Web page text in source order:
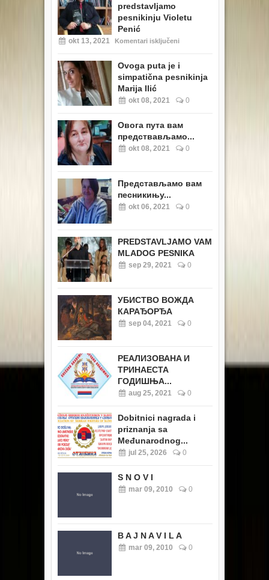
predstavljamo
pesnikinju Violetu
Penić
okt 13, 2021 Komentari isključeni
Ovoga puta je i
simpatična pesnikinja
Marija Ilić
okt 08, 2021 0
Овога пута вам
предствављамо...
okt 08, 2021 0
Представљамо вам
песникињу...
okt 06, 2021 0
PREDSTAVLJAMO VAM
MLADOG PESNIKA
sep 29, 2021 0
УБИСТВО ВОЖДА
КАРАЂОРЂА
sep 04, 2021 0
РЕАЛИЗОВАНA И
ТРИНАЕСТА
ГОДИШЊА...
aug 25, 2021 0
Dobitnici nagrada i
priznanja sa
Međunarodnog...
jul 25, 2026 0
S N O V I
mar 09, 2010 0
B A J N A V I L A
mar 09, 2010 0